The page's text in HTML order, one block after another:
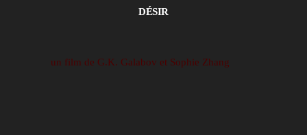
DÉSIR
un film de G.K. Galabov et Sophie Zhang